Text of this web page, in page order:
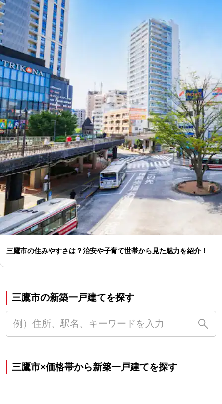
三鷹市の住みやすさは？治安や子育て世帯から見た魅力を紹介！
三鷹市の新築一戸建てを探す
三鷹市×価格帯から新築一戸建てを探す